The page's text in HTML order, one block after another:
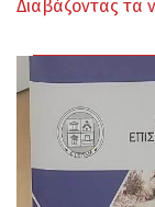
Διαβάζοντας τα